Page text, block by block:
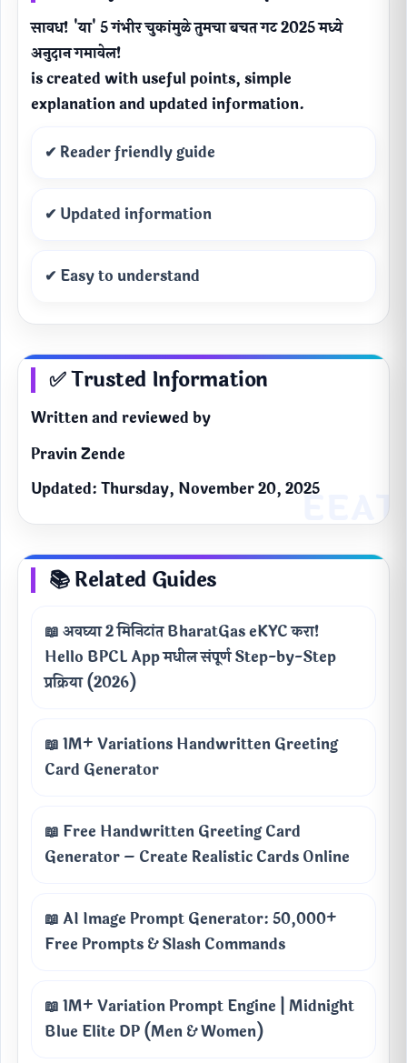
सावध! 'या' 5 गंभीर चुकांमुळे तुमचा बचत गट 2025 मध्ये
अनुदान गमावेल!
is created with useful points, simple
explanation and updated information.
✔ Reader friendly guide
✔ Updated information
✔ Easy to understand
✅ Trusted Information
Written and reviewed by
Pravin Zende
Updated: Thursday, November 20, 2025
📚 Related Guides
📖 अवघ्या 2 मिनिटांत BharatGas eKYC करा!
Hello BPCL App मधील संपूर्ण Step-by-Step
प्रक्रिया (2026)
📖 1M+ Variations Handwritten Greeting
Card Generator
📖 Free Handwritten Greeting Card
Generator – Create Realistic Cards Online
📖 AI Image Prompt Generator: 50,000+
Free Prompts & Slash Commands
📖 1M+ Variation Prompt Engine | Midnight
Blue Elite DP (Men & Women)